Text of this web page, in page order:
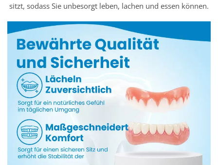
sitzt, sodass Sie unbesorgt leben, lachen und essen können.